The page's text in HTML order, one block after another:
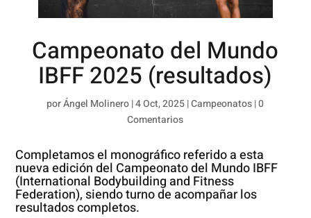
Campeonato del Mundo
IBFF 2025 (resultados)
porÁngel Molinero|4 Oct, 2025|Campeonatos|0
Comentarios
Completamos el monográfico referido a esta
nueva edición del Campeonato del Mundo IBFF
(International Bodybuilding and Fitness
Federation), siendo turno de acompañar los
resultados completos.